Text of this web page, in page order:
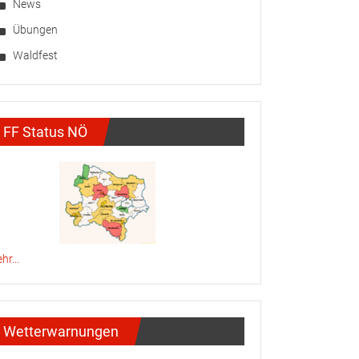
News
Übungen
Waldfest
FF Status NÖ
Wetterwarnungen